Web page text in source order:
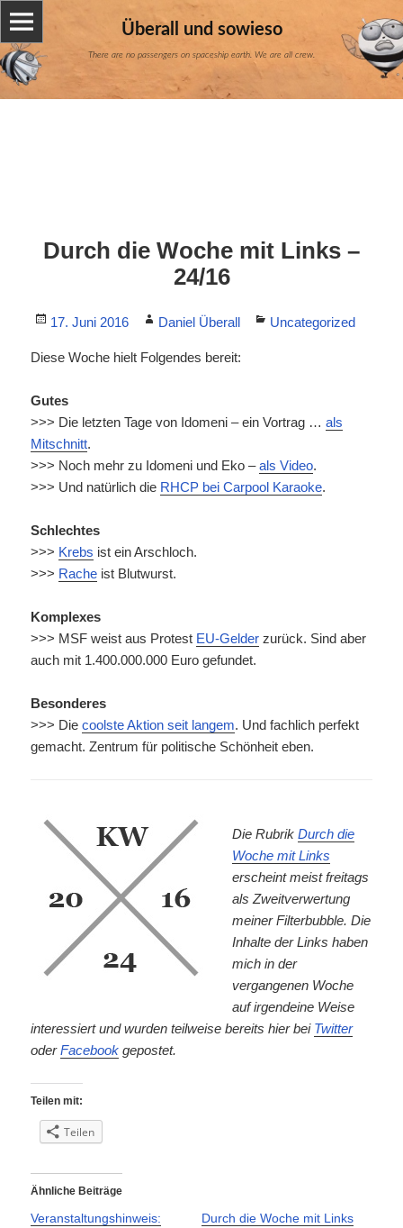
Überall und sowieso
There are no passengers on spaceship earth. We are all crew.
Durch die Woche mit Links –
24/16
Posted
17. Juni 2016 Author
Daniel Überall Categories
Uncategorized
Diese Woche hielt Folgendes bereit:
Gutes
>>> Die letzten Tage von Idomeni – ein Vortrag …als
Mitschnitt.
>>> Noch mehr zu Idomeni und Eko –als Video.
>>> Und natürlich die RHCP bei Carpool Karaoke.
Schlechtes
>>> Krebs ist ein Arschloch.
>>> Rache ist Blutwurst.
Komplexes
>>> MSF weist aus Protest EU-Gelder zurück. Sind aber
auch mit 1.400.000.000 Euro gefundet.
Besonderes
>>> Diecoolste Aktion seit langem. Und fachlich perfekt
gemacht. Zentrum für politische Schönheit eben.
Die RubrikDurch die
Woche mit Links
erscheint meist freitags
als Zweitverwertung
meiner Filterbubble. Die
Inhalte der Links haben
mich in der
vergangenen Woche
auf irgendeine Weise
interessiert und wurden teilweise bereits hier bei Twitter
oderFacebook gepostet.
Teilen mit:
Teilen
Ähnliche Beiträge
Veranstaltungshinweis:
Durch die Woche mit Links